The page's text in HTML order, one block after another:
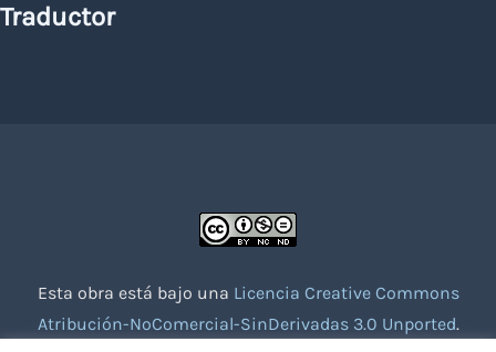
Traductor
Esta obra está bajo una Licencia Creative Commons
Atribución-NoComercial-SinDerivadas 3.0 Unported.